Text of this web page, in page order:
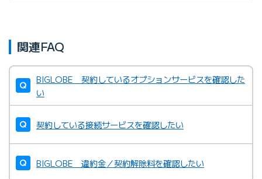
関連FAQ
BIGLOBE 契約しているオプションサービスを確認した
い
契約している接続サービスを確認したい
BIGLOBE 違約金／契約解除料を確認したい